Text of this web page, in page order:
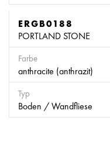
ERGB0188
PORTLAND STONE
Farbe
anthracite (anthrazit)
Typ
Boden / Wandfliese